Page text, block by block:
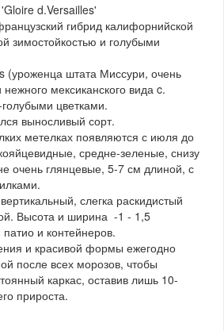
d.Versailles'
гибрид калифорнийской
зимостойкостью и голубыми
(уроженца штата Миссури, очень
мексиканского вида c.
цветками.
выносливый сорт.
метелках появляются с июля до
средне-зеленые, снизу
очень глянцевые, 5-7 см длиной, с
слегка раскидистый
Высота и ширина -1 - 1,5
и контейнеров.
и красивой формы ежегодно
после всех морозов, чтобы
каркас, оставив лишь 10-
прироста.